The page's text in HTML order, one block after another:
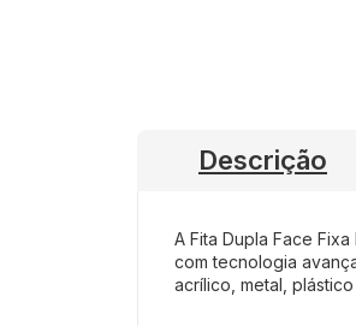
Descrição
A Fita Dupla Face
com tecnologia
acrílico, metal,